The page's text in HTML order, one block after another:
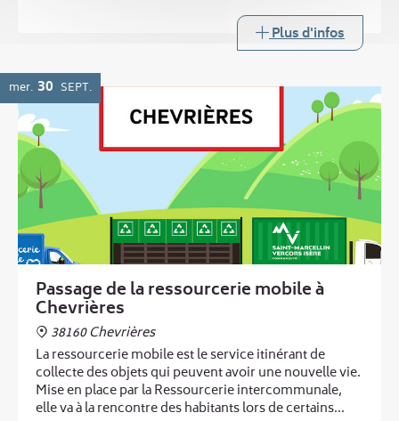
Plus d'infos
mer. 30 SEPT.
Passage de la ressourcerie mobile à
Chevrières
38160 Chevrières
La ressourcerie mobile est le service itinérant de
collecte des objets qui peuvent avoir une nouvelle vie.
Mise en place par la Ressourcerie intercommunale,
elle va à la rencontre des habitants lors de certains